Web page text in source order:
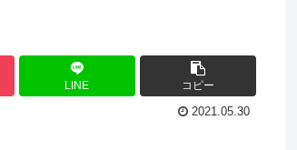
LINE コピー
2021.05.30